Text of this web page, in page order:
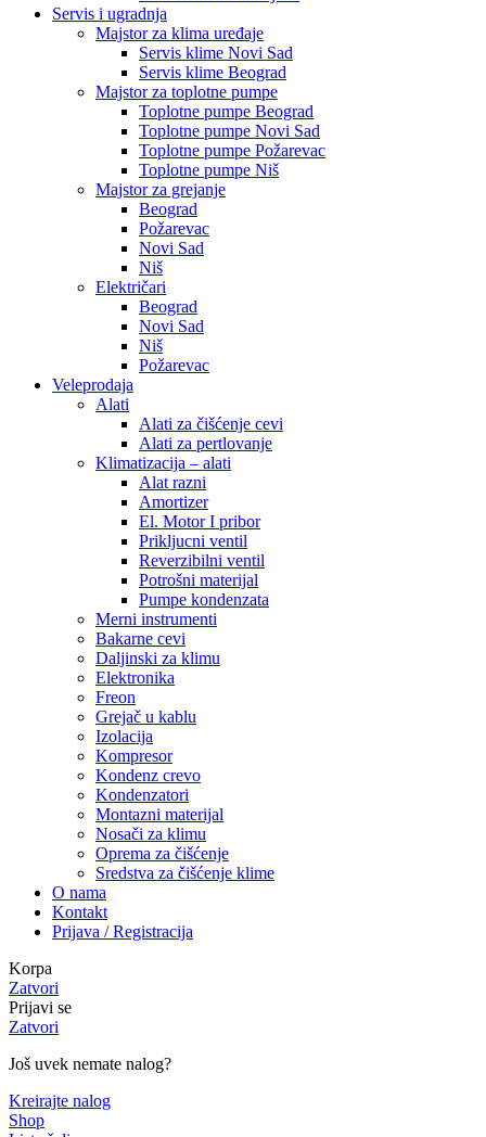
Servis i ugradnja
Majstor za klima uređaje
Servis klime Novi Sad
Servis klime Beograd
Majstor za toplotne pumpe
Toplotne pumpe Beograd
Toplotne pumpe Novi Sad
Toplotne pumpe Požarevac
Toplotne pumpe Niš
Majstor za grejanje
Beograd
Požarevac
Novi Sad
Niš
Električari
Beograd
Novi Sad
Niš
Požarevac
Veleprodaja
Alati
Alati za čišćenje cevi
Alati za pertlovanje
Klimatizacija – alati
Alat razni
Amortizer
El. Motor I pribor
Prikljucni ventil
Reverzibilni ventil
Potrošni materijal
Pumpe kondenzata
Merni instrumenti
Bakarne cevi
Daljinski za klimu
Elektronika
Freon
Grejač u kablu
Izolacija
Kompresor
Kondenz crevo
Kondenzatori
Montazni materijal
Nosači za klimu
Oprema za čišćenje
Sredstva za čišćenje klime
O nama
Kontakt
Prijava / Registracija
Korpa
Zatvori
Prijavi se
Zatvori
Još uvek nemate nalog?
Kreirajte nalog
Shop